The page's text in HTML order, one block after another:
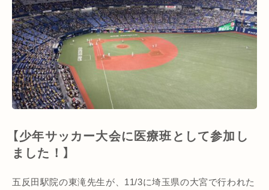
【少年サッカー大会に医療班として参加し
ました！】
五反田駅院の東滝先生が、11/3に埼玉県の大宮で行われた